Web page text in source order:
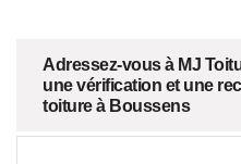
Adressez-vous à MJ
une vérification et une
toiture à Boussens